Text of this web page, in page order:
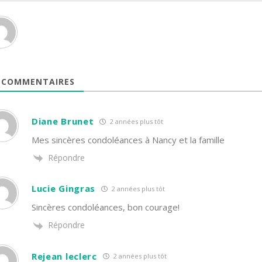
Diane Brunet 2 années plus tôt
Mes sincères condoléances à Nancy et la famille
Répondre
Lucie Gingras 2 années plus tôt
Sincères condoléances, bon courage!
Répondre
Rejean leclerc 2 années plus tôt